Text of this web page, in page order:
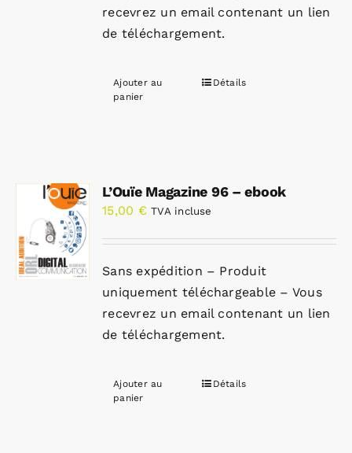
recevrez un email contenant un lien
de téléchargement.
Ajouter au
panier
Détails
L’Ouïe Magazine 96 – ebook
15,00 € TVA incluse
Sans expédition – Produit
uniquement téléchargeable – Vous
recevrez un email contenant un lien
de téléchargement.
Ajouter au
panier
Détails